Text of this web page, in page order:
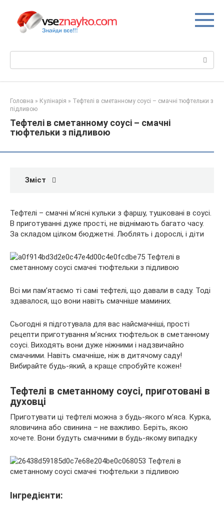
вмісту
Головна » Кулінарія » Тефтелі в сметанному соусі – смачні тюфтельки з
підливою
Тефтелі в сметанному соусі – смачні
тюфтельки з підливою
Зміст
Тефтелі – смачні м’ясні кульки з фаршу, тушковані в соусі.
В приготуванні дуже прості, не віднімають багато часу.
За складом цілком бюджетні. Люблять і дорослі, і діти
Всі ми пам’ятаємо ті самі тефтелі, що давали в саду. Тоді
здавалося, що вони навіть смачніше маминих.
Сьогодні я підготувала для вас найсмачніші, прості
рецепти приготування м’ясних тюфтельок в сметанному
соусі. Виходять вони дуже ніжними і надзвичайно
смачними. Навіть смачніше, ніж в дитячому саду!
Вибирайте будь-який, а краще спробуйте кожен!
Тефтелі в сметанному соусі, приготовані в
духовці
Приготувати ці тефтелі можна з будь-якого м’яса. Курка,
яловичина або свинина – не важливо. Беріть, якою
хочете. Вони будуть смачними в будь-якому випадку
Інгредієнти: